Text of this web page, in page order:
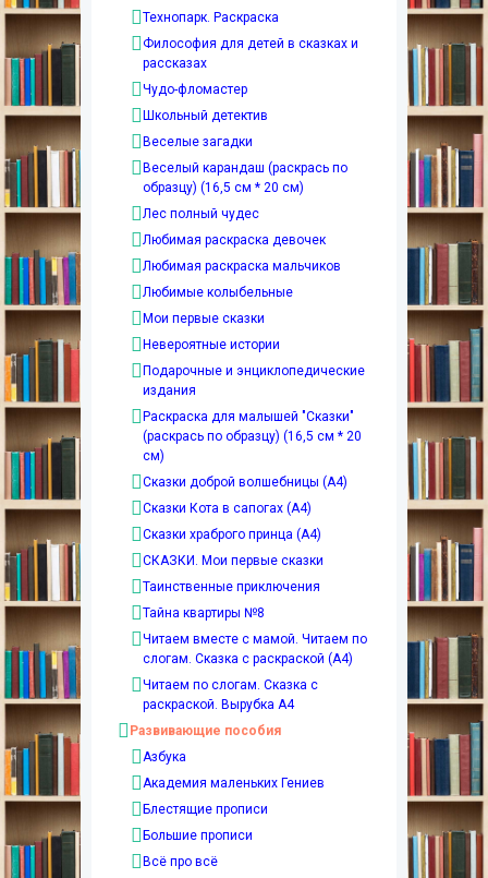
Технопарк. Раскраска
Философия для детей в сказках и
рассказах
Чудо-фломастер
Школьный детектив
Веселые загадки
Веселый карандаш (раскрась по
образцу) (16,5 см * 20 см)
Лес полный чудес
Любимая раскраска девочек
Любимая раскраска мальчиков
Любимые колыбельные
Мои первые сказки
Невероятные истории
Подарочные и энциклопедические
издания
Раскраска для малышей "Сказки"
(раскрась по образцу) (16,5 см * 20
см)
Сказки доброй волшебницы (А4)
Сказки Кота в сапогах (А4)
Сказки храброго принца (А4)
СКАЗКИ. Мои первые сказки
Таинственные приключения
Тайна квартиры №8
Читаем вместе с мамой. Читаем по
слогам. Сказка с раскраской (А4)
Читаем по слогам. Сказка с
раскраской. Вырубка А4
Развивающие пособия
Азбука
Академия маленьких Гениев
Блестящие прописи
Большие прописи
Всё про всё